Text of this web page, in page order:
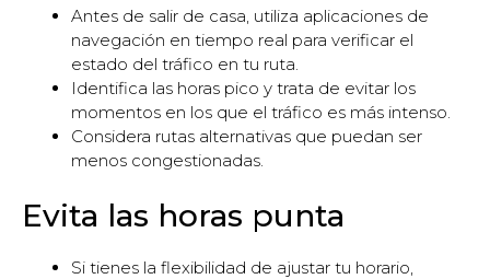
Antes de salir de casa, utiliza aplicaciones de
navegación en tiempo real para verificar el
estado del tráfico en tu ruta.
Identifica las horas pico y trata de evitar los
momentos en los que el tráfico es más intenso.
Considera rutas alternativas que puedan ser
menos congestionadas.
Evita las horas punta
Si tienes la flexibilidad de ajustar tu horario,